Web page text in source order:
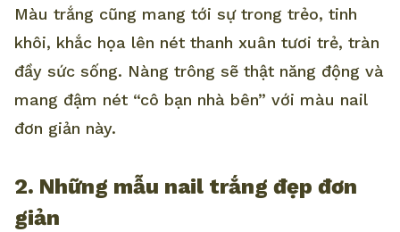
Màu trắng cũng mang tới sự trong trẻo, tinh
khôi, khắc họa lên nét thanh xuân tươi trẻ, tràn
đầy sức sống. Nàng trông sẽ thật năng động và
mang đậm nét “cô bạn nhà bên” với màu nail
đơn giản này.
2. Những mẫu nail trắng đẹp đơn
giản